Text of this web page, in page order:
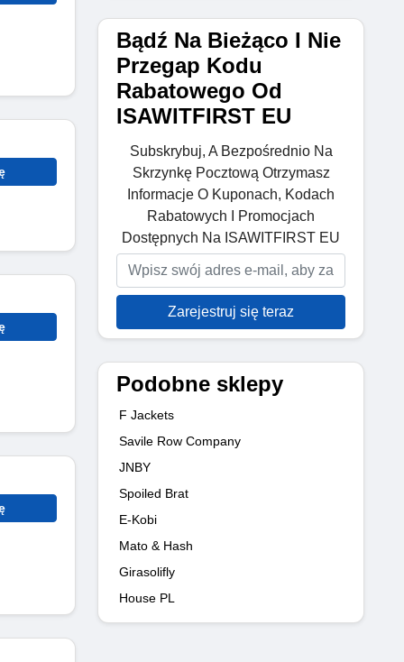
Bądź Na Bieżąco I Nie
Przegap Kodu
Rabatowego Od
ISAWITFIRST EU
Subskrybuj, A Bezpośrednio Na
Skrzynkę Pocztową Otrzymasz
Informacje O Kuponach, Kodach
Rabatowych I Promocjach
Dostępnych Na ISAWITFIRST EU
Zarejestruj się teraz
Podobne sklepy
F Jackets
Savile Row Company
JNBY
Spoiled Brat
E-Kobi
Mato & Hash
Girasolifly
House PL